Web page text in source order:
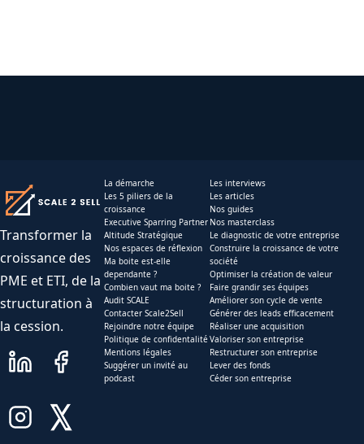
Transformer la
croissance des
PME et ETI, de la
structuration à
la cession.
La démarche
Les 5 piliers de la
croissance
Executive Sparring Partner
Altitude Stratégique
Nos espaces de réflexion
Ma boite est-elle
dependante ?
Combien vaut ma boite ?
Audit SCALE
Contacter Scale2Sell
Rejoindre notre équipe
Politique de confidentalité
Mentions légales
Suggérer un invité au
podcast
Les interviews
Les articles
Nos guides
Nos masterclass
Le diagnostic de votre entreprise
Construire la croissance de votre
société
Optimiser la création de valeur
Faire grandir ses équipes
Améliorer son cycle de vente
Générer des leads efficacement
Réaliser une acquisition
Valoriser son entreprise
Restructurer son entreprise
Lever des fonds
Céder son entreprise